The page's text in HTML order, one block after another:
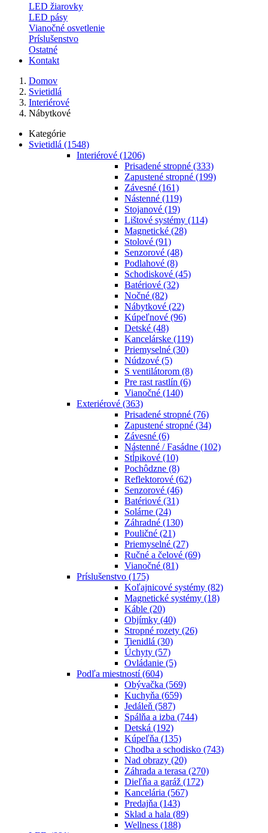
LED žiarovky
LED pásy
Vianočné osvetlenie
Príslušenstvo
Ostatné
Kontakt
Domov
Svietidlá
Interiérové
Nábytkové
Kategórie
Svietidlá (1548)
Interiérové (1206)
Prisadené stropné (333)
Zapustené stropné (199)
Závesné (161)
Nástenné (119)
Stojanové (19)
Lištové systémy (114)
Magnetické (28)
Stolové (91)
Senzorové (48)
Podlahové (8)
Schodiskové (45)
Batériové (32)
Nočné (82)
Nábytkové (22)
Kúpeľnové (96)
Detské (48)
Kancelárske (119)
Priemyselné (30)
Núdzové (5)
S ventilátorom (8)
Pre rast rastlín (6)
Vianočné (140)
Exteriérové (363)
Prisadené stropné (76)
Zapustené stropné (34)
Závesné (6)
Nástenné / Fasádne (102)
Stĺpikové (10)
Pochôdzne (8)
Reflektorové (62)
Senzorové (46)
Batériové (31)
Solárne (24)
Záhradné (130)
Pouličné (21)
Priemyselné (27)
Ručné a čelové (69)
Vianočné (81)
Príslušenstvo (175)
Koľajnicové systémy (82)
Magnetické systémy (18)
Káble (20)
Objímky (40)
Stropné rozety (26)
Tienidlá (30)
Úchyty (57)
Ovládanie (5)
Podľa miestností(604)
Obývačka (569)
Kuchyňa (659)
Jedáleň (587)
Spálňa a izba (744)
Detská (192)
Kúpeľňa (135)
Chodba a schodisko (743)
Nad obrazy (20)
Záhrada a terasa (270)
Dieľňa a garáž (172)
Kancelária (567)
Predajňa (143)
Sklad a hala (89)
Wellness (188)